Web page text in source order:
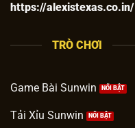
https://alexistexas.co.in/
TRÒ CHƠI
Game Bài Sunwin
Tải Xỉu Sunwin